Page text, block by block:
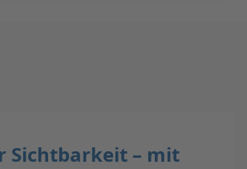
Sichtbarkeit – mit